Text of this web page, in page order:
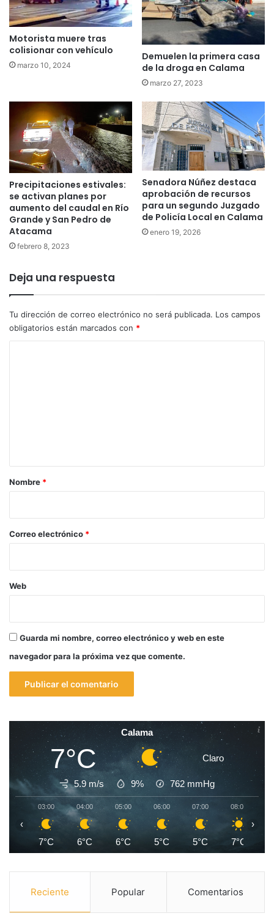
Motorista muere tras
colisionar con vehículo
marzo 10, 2024
Demuelen la primera casa
de la droga en Calama
marzo 27, 2023
Precipitaciones estivales:
se activan planes por
aumento del caudal en Río
Grande y San Pedro de
Atacama
febrero 8, 2023
Senadora Núñez destaca
aprobación de recursos
para un segundo Juzgado
de Policía Local en Calama
enero 19, 2026
Deja una respuesta
Tu dirección de correo electrónico no será publicada. Los campos
obligatorios están marcados con *
r
*
Nombre *
Correo electrónico *
Web
Guarda mi nombre, correo electrónico y web en este
navegador para la próxima vez que comente.
Calama
7°C Claro
5.9 m/s 9% 762 mmHg
03:00
7°C
04:00
6°C
05:00
6°C
06:00
5°C
07:00
5°C
08:00
7°C
‹ ›
Reciente Popular Comentarios